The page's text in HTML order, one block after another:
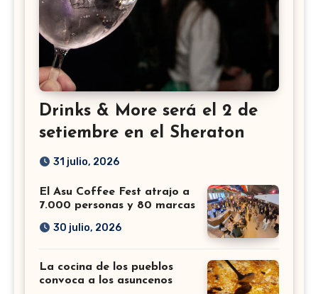
Drinks & More será el 2 de
setiembre en el Sheraton
31 julio, 2026
El Asu Coffee Fest atrajo a
7.000 personas y 80 marcas
30 julio, 2026
La cocina de los pueblos
convoca a los asuncenos